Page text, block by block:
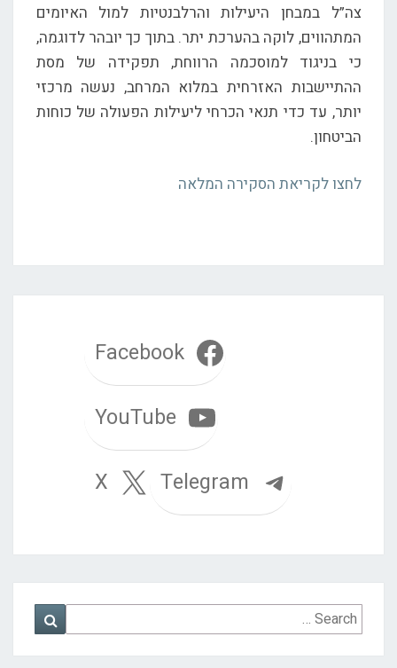
צה”ל במבחן היעילות והרלבנטיות למול האיומים
המתהווים, לוקה בהערכת יתר. בתוך כך יובהר לדוגמה,
כי בניגוד למוסכמה הרווחת, תפקידה של מסת
ההתיישבות האזרחית במלוא המרחב, נעשה מרכזי
יותר, עד כדי תנאי הכרחי ליעילות הפעולה של כוחות
הביטחון.
לחצו לקריאת הסקירה המלאה
Facebook
YouTube
Telegram
X
Search
for:
Search